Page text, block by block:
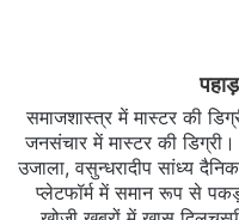
समाजशास्त्र में मास्टर की
जनसंचार में मास्टर की
उजाला, वसुन्धरादीप सांध्य
प्लेटफॉर्म में समान रूप से